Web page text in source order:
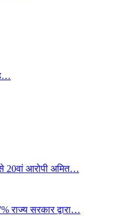
20वां आरोपी अमित…
राज्य सरकार द्वारा…